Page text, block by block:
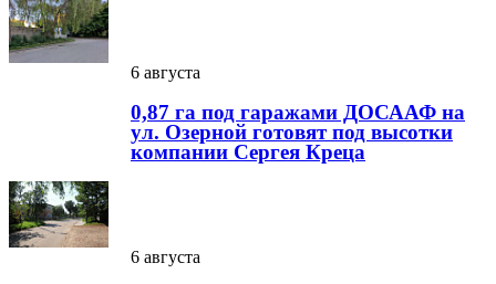
6 августа
0,87 га под гаражами ДОСААФ на
ул. Озерной готовят под высотки
компании Сергея Креца
6 августа